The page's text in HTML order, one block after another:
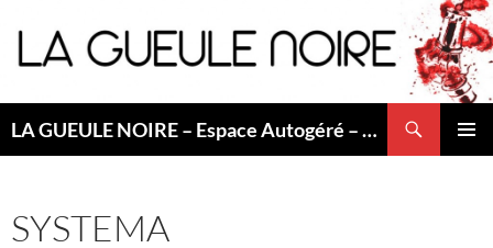
au
contenu
LA GUEULE NOIRE – Espace Autogéré – Saint Etienne
SYSTEMA